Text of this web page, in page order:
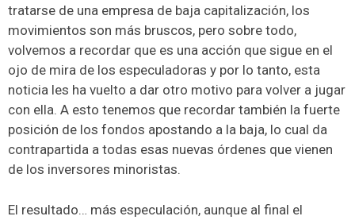
tratarse de una empresa de baja capitalización, los
movimientos son más bruscos, pero sobre todo,
volvemos a recordar que es una acción que sigue en el
ojo de mira de los especuladoras y por lo tanto, esta
noticia les ha vuelto a dar otro motivo para volver a jugar
con ella. A esto tenemos que recordar también la fuerte
posición de los fondos apostando a la baja, lo cual da
contrapartida a todas esas nuevas órdenes que vienen
de los inversores minoristas.
El resultado… más especulación, aunque al final el